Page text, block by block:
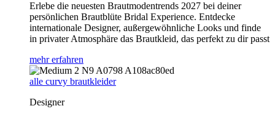
Erlebe die neuesten Brautmodentrends 2027 bei deiner
persönlichen Brautblüte Bridal Experience. Entdecke
internationale Designer, außergewöhnliche Looks und finde
in privater Atmosphäre das Brautkleid, das perfekt zu dir passt
mehr erfahren
alle curvy brautkleider
Designer